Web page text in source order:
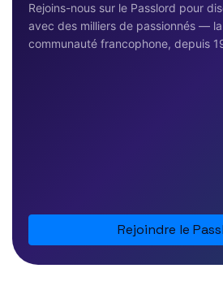
Rejoins-nous sur le Passlord pour
avec des milliers de passionnés —
communauté francophone, depuis
Rejoindre le